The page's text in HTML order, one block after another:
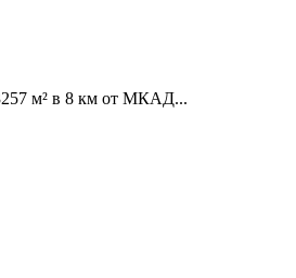
м² в 8 км от МКАД...